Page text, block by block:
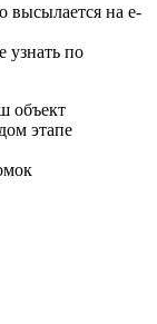
высылается на e-
узнать по
объект
этапе